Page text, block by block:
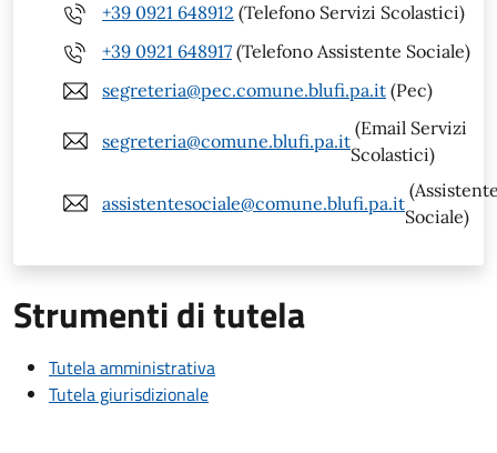
+39 0921 648912 (Telefono Servizi Scolastici)
+39 0921 648917 (Telefono Assistente Sociale)
segreteria@pec.comune.blufi.pa.it (Pec)
segreteria@comune.blufi.pa.it
(Email Servizi
Scolastici)
assistentesociale@comune.blufi.pa.it
Sociale)
Strumenti di tutela
Tutela amministrativa
Tutela giurisdizionale